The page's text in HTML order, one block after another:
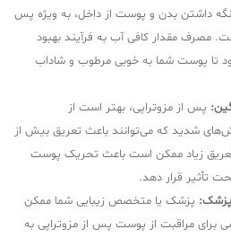
نگه داشتن بدن و پوست از داخل، به ویژه پس
مصرف مقدار کافی آب به فرآیند بهبود
تا پوست شما به خوبی مرطوب و شاداب
پس از مزوتراپی، بهتر است از
شدید که می‌توانند باعث تعریق بیش از
زیاد ممکن است باعث تحریک پوست
تأثیر قرار دهد.
پزشک: پزشک یا متخصص زیبایی شما ممکن
برای مراقبت از پوست پس از مزوتراپی به